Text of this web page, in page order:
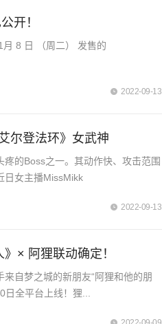
开！
8 日 （周二） 发售的
2022-09-13
尔登法环》女武神
疼的Boss之一。其动作快、攻击范围
日女主播MissMikk
2022-09-13
× 阿狸联动确定！
自梦之城的新朋友“阿狸和他的朋
全平台上线！狸...